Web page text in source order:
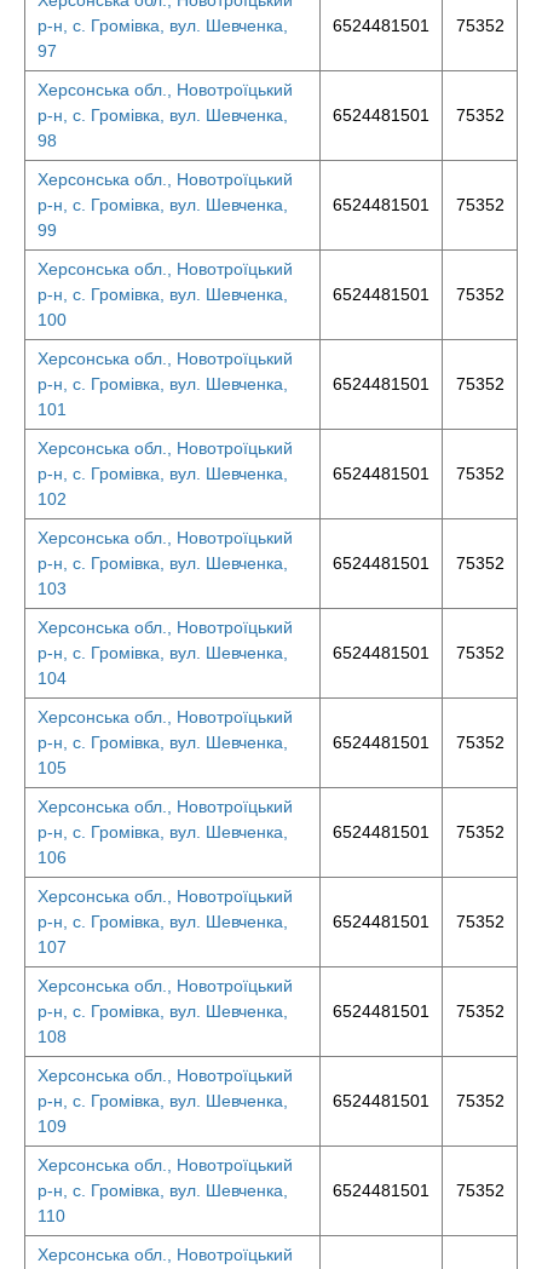
р-н, с. Громівка, вул. Шевченка,
97
6524481501 75352
Херсонська обл., Новотроїцький
р-н, с. Громівка, вул. Шевченка,
98
6524481501 75352
Херсонська обл., Новотроїцький
р-н, с. Громівка, вул. Шевченка,
99
6524481501 75352
Херсонська обл., Новотроїцький
р-н, с. Громівка, вул. Шевченка,
100
6524481501 75352
Херсонська обл., Новотроїцький
р-н, с. Громівка, вул. Шевченка,
101
6524481501 75352
Херсонська обл., Новотроїцький
р-н, с. Громівка, вул. Шевченка,
102
6524481501 75352
Херсонська обл., Новотроїцький
р-н, с. Громівка, вул. Шевченка,
103
6524481501 75352
Херсонська обл., Новотроїцький
р-н, с. Громівка, вул. Шевченка,
104
6524481501 75352
Херсонська обл., Новотроїцький
р-н, с. Громівка, вул. Шевченка,
105
6524481501 75352
Херсонська обл., Новотроїцький
р-н, с. Громівка, вул. Шевченка,
106
6524481501 75352
Херсонська обл., Новотроїцький
р-н, с. Громівка, вул. Шевченка,
107
6524481501 75352
Херсонська обл., Новотроїцький
р-н, с. Громівка, вул. Шевченка,
108
6524481501 75352
Херсонська обл., Новотроїцький
р-н, с. Громівка, вул. Шевченка,
109
6524481501 75352
Херсонська обл., Новотроїцький
р-н, с. Громівка, вул. Шевченка,
110
6524481501 75352
Херсонська обл., Новотроїцький